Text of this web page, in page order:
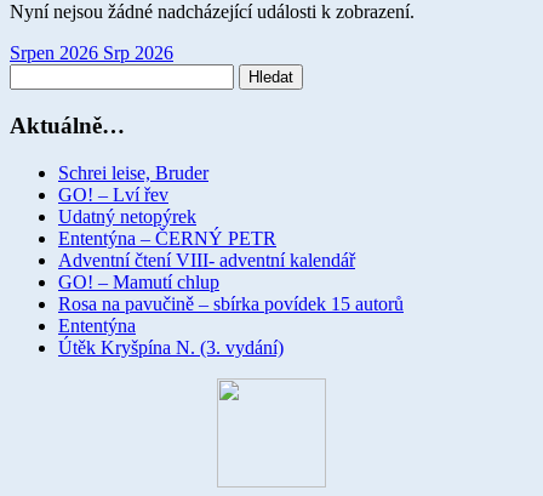
Nyní nejsou žádné nadcházející události k zobrazení.
Srpen 2026 Srp 2026
Aktuálně…
Schrei leise, Bruder
GO! – Lví řev
Udatný netopýrek
Ententýna – ČERNÝ PETR
Adventní čtení VIII- adventní kalendář
GO! – Mamutí chlup
Rosa na pavučině – sbírka povídek 15 autorů
Ententýna
Útěk Kryšpína N. (3. vydání)